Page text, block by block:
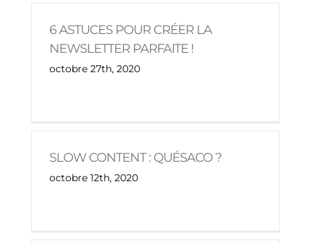
6 ASTUCES POUR CRÉER LA
NEWSLETTER PARFAITE !
octobre 27th, 2020
SLOW CONTENT : QUÉSACO ?
octobre 12th, 2020